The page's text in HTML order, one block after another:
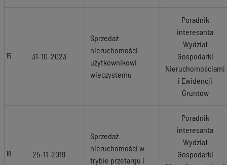
15 31-10-2023
Sprzedaż
nieruchomości
użytkownikowi
wieczystemu
Poradnik
interesanta
Wydział
Gospodarki
Nieruchomościami
i Ewidencji
Gruntów
16 25-11-2019
Sprzedaż
nieruchomości w
trybie przetargu i
Poradnik
interesanta
Wydział
Gospodarki